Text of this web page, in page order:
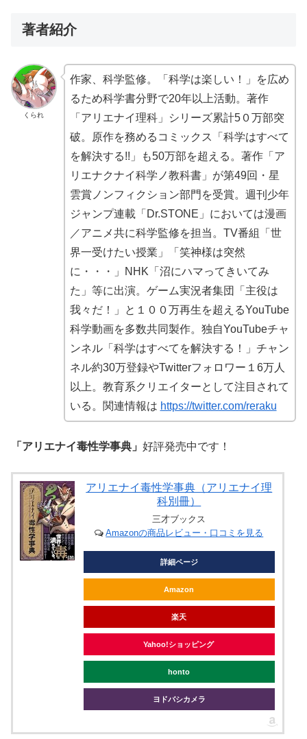
著者紹介
くられ
作家、科学監修。「科学は楽しい！」を広め
るため科学書分野で20年以上活動。著作
「アリエナイ理科」シリーズ累計5０万部突
破。原作を務めるコミックス「科学はすべて
を解決する!!」も50万部を超える。著作「ア
リエナクナイ科学ノ教科書」が第49回・星
雲賞ノンフィクション部門を受賞。週刊少年
ジャンプ連載「Dr.STONE」においては漫画
／アニメ共に科学監修を担当。TV番組「世
界一受けたい授業」「笑神様は突然
に・・・」NHK「沼にハマってきいてみ
た」等に出演。ゲーム実況者集団「主役は
我々だ！」と１００万再生を超えるYouTube
科学動画を多数共同製作。独自YouTubeチャ
ンネル「科学はすべてを解決する！」チャン
ネル約30万登録やTwitterフォロワー１6万人
以上。教育系クリエイターとして注目されて
いる。関連情報は https://twitter.com/reraku
「アリエナイ毒性学事典」 好評発売中です！
アリエナイ毒性学事典（アリエナイ理
科別冊）
三才ブックス
Amazonの商品レビュー・口コミを見る
詳細ページ
Amazon
楽天
Yahoo!ショッピング
honto
ヨドバシカメラ